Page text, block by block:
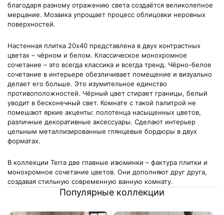
благодаря разному отражению света создаётся великолепное
мерцание. Мозаика упрощает процесс облицовки неровных
поверхностей.
Настенная плитка 20х40 представлена в двух контрастных
цветах – чёрном и белом. Классическое монохромное
сочетание – это всегда классика и всегда тренд. Чёрно-белое
сочетание в интерьере обезличивает помещение и визуально
делает его больше. Это изумительное единство
противоположностей. Чёрный цвет стирает границы, белый
уводит в бесконечный свет. Комнате с такой палитрой не
помешают яркие акценты: полотенца насыщенных цветов,
различные декоративные аксессуары. Сделают интерьер
цельным металлизированные глянцевые бордюры в двух
форматах.
В коллекции Terra две главные изюминки – фактура плитки и
монохромное сочетание цветов. Они дополняют друг друга,
создавая стильную современную ванную комнату.
Популярные коллекции